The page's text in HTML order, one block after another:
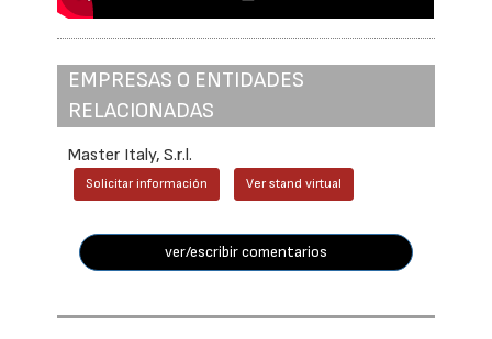
EMPRESAS O ENTIDADES
RELACIONADAS
Master Italy, S.r.l.
Solicitar información Ver stand virtual
ver/escribir comentarios